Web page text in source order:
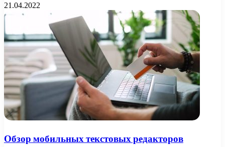
21.04.2022
Обзор мобильных текстовых редакторов